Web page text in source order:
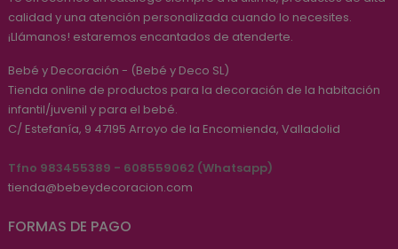
calidad y una atención personalizada cuando lo necesites.
¡Llámanos! estaremos encantados de atenderte.
Bebé y Decoración - (Bebé y Deco SL)
Tienda online de productos para la decoración de la habitación
infantil/juvenil y para el bebé.
C/ Estefanía, 9 47195 Arroyo de la Encomienda, Valladolid
Tfno 983455389 - 608559062 (Whatsapp)
tienda@bebeydecoracion.com
FORMAS DE PAGO